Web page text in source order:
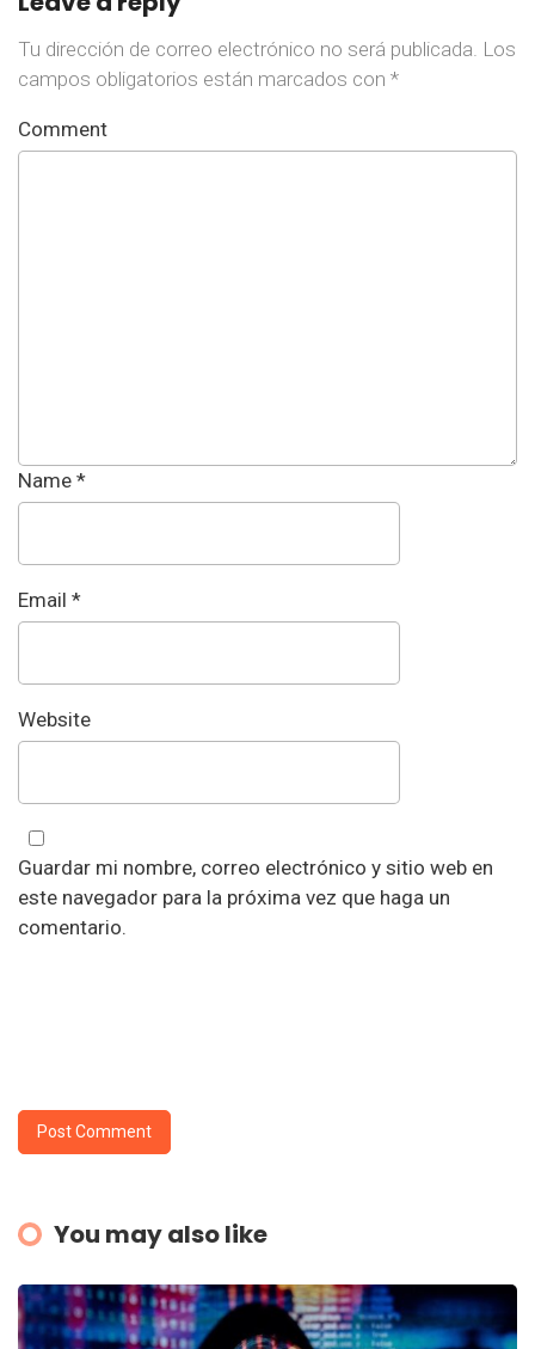
Tu dirección de correo electrónico no será publicada. Los
campos obligatorios están marcados con *
Comment
Name *
Email *
Website
Guardar mi nombre, correo electrónico y sitio web en
este navegador para la próxima vez que haga un
comentario.
You may also like